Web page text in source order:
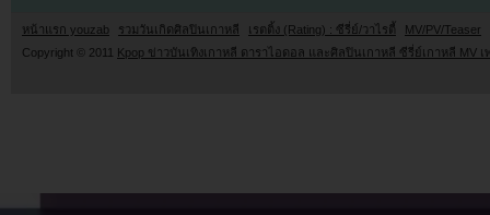
หน้าแรก youzab รวมวันเกิดศิลปินเกาหลี เรตติ้ง (Rating) : ซีรี่ย์/วาไรตี้
MV/PV/Teaser
Copyright © 2011
Kpop ข่าวบันเทิงเกาหลี ดาราไอดอล และศิลปินเกาหลี ซีรี่ย์เกาหลี MV